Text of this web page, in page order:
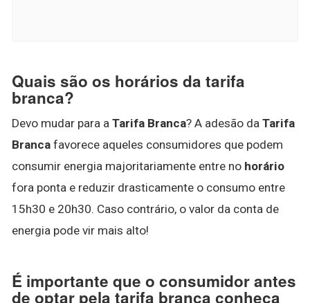
Quais são os horários da tarifa
branca?
Devo mudar para a Tarifa Branca? A adesão da Tarifa
Branca favorece aqueles consumidores que podem
consumir energia majoritariamente entre no horário
fora ponta e reduzir drasticamente o consumo entre
15h30 e 20h30. Caso contrário, o valor da conta de
energia pode vir mais alto!
É importante que o consumidor antes
de optar pela tarifa branca conheça